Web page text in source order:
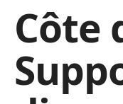
Côte